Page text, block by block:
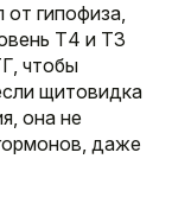
гипофиза,
Т4 и Т3
чтобы
щитовидка
она не
даже